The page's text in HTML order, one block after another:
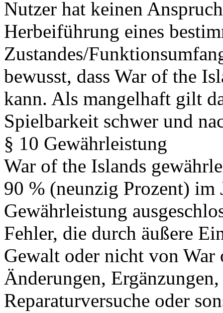
Nutzer hat keinen
Herbeiführung eines
Zustandes/
bewusst, dass War of the
kann. Als mangelhaft gilt
Spielbarkeit schwer und
§ 10 Gewährleistung
War of the Islands
90 % (neunzig Prozent) im
Gewährleistung
Fehler, die durch äußere
Gewalt oder nicht von
Änderungen,
Reparaturversuche oder